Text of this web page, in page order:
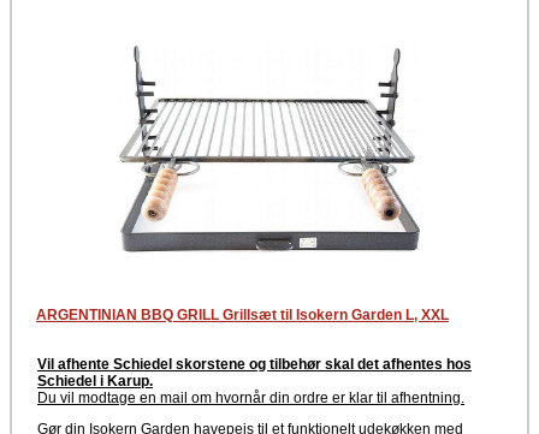
ARGENTINIAN BBQ GRILL Grillsæt til Isokern Garden L, XXL
Vil afhente Schiedel skorstene og tilbehør skal det afhentes hos
Schiedel i Karup.
Du vil modtage en mail om hvornår din ordre er klar til afhentning.
Gør din Isokern Garden havepejs til et funktionelt udekøkken med